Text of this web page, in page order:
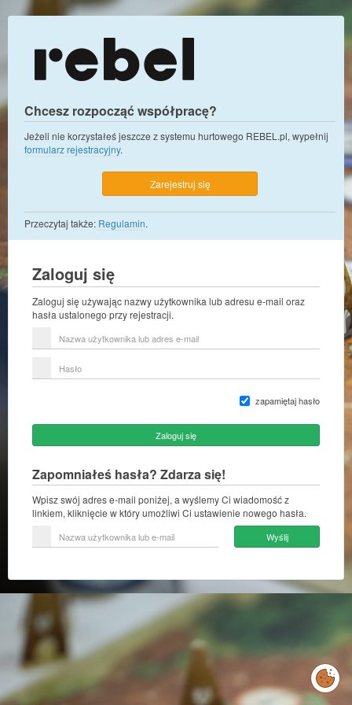
Chcesz rozpocząć współpracę?
Jeżeli nie korzystałeś jeszcze z systemu hurtowego REBEL.pl, wypełnij
formularz rejestracyjny.
Zarejestruj się
Przeczytaj także: Regulamin.
Zaloguj się
Zaloguj się używając nazwy użytkownika lub adresu e-mail oraz
hasła ustalonego przy rejestracji.
użytkownika
e-
zapamiętaj hasło
Zaloguj się
Zapomniałeś hasła? Zdarza się!
Wpisz swój adres e-mail poniżej, a wyślemy Ci wiadomość z
linkiem, kliknięcie w który umożliwi Ci ustawienie nowego hasła.
użytkownika
mail
Wyślij
Zarządzaj
preferencjami
cookies